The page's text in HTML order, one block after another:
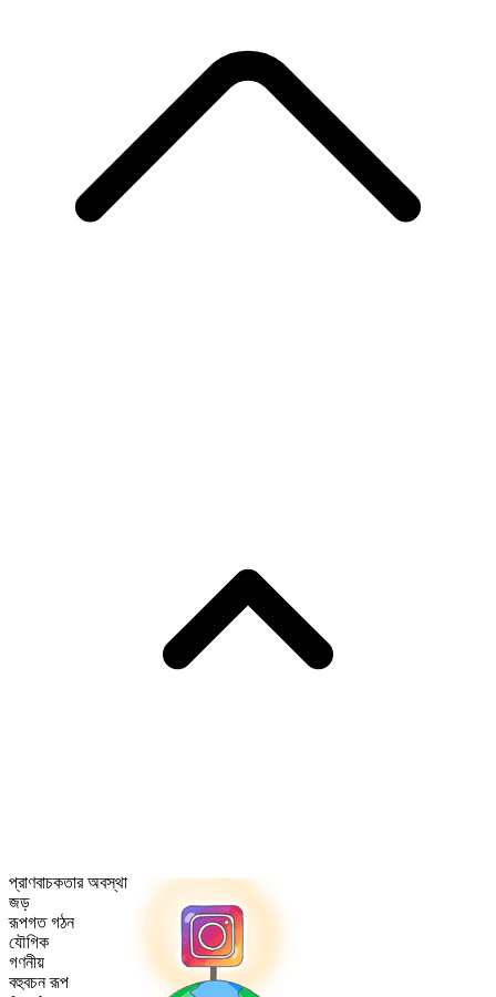
প্রাণবাচকতার অবস্থা
জড়
রূপগত গঠন
যৌগিক
গণনীয়
বহুবচন রূপ